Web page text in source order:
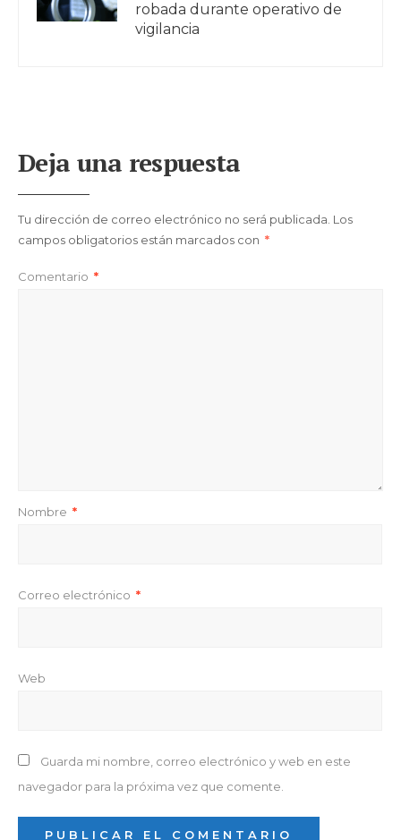
robada durante operativo de
vigilancia
Deja una respuesta
Tu dirección de correo electrónico no será publicada. Los
campos obligatorios están marcados con *
Comentario *
Nombre *
Correo electrónico *
Web
Guarda mi nombre, correo electrónico y web en este
navegador para la próxima vez que comente.